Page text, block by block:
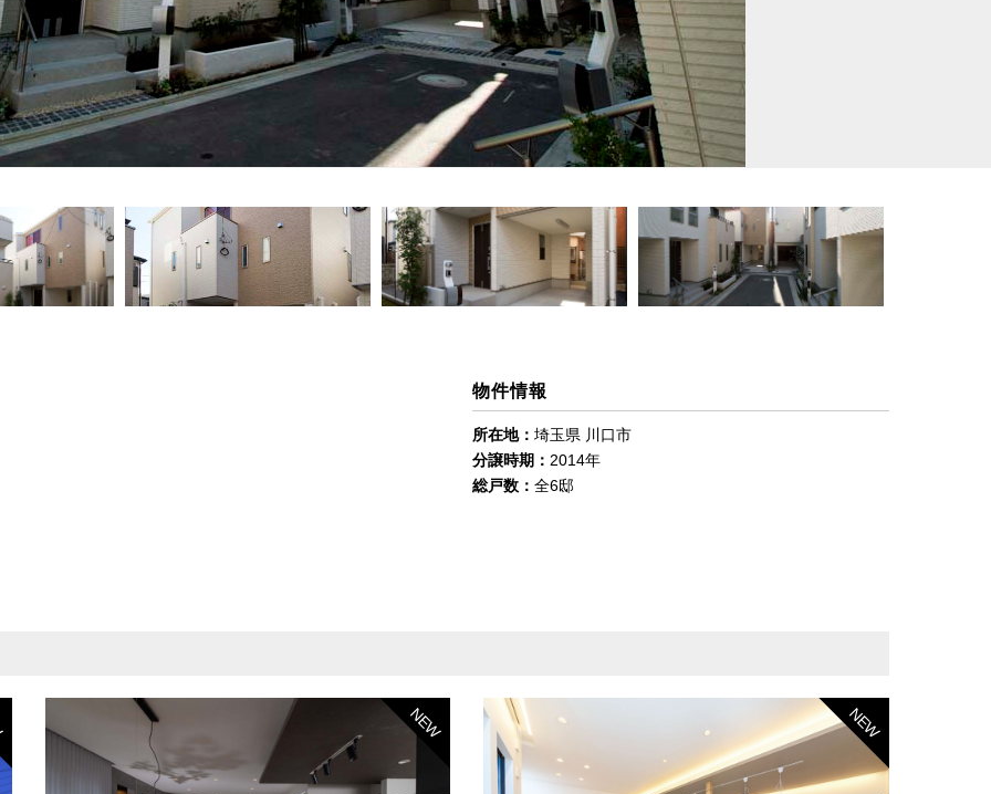
物件情報
所在地：埼玉県 川口市
分譲時期： 2014年
総戸数：全6邸
NEW NEW